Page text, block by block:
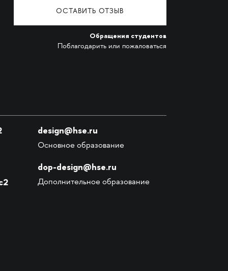
ОСТАВИТЬ ОТЗЫВ
Обращения студентов
Поблагодарить или пожаловаться
design@hse.ru
Основное образование
dop-design@hse.ru
Дополнительное образование